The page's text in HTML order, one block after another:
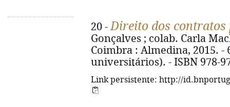
20 -Direito dos contratos
Gonçalves ; colab. Carla
Coimbra : Almedina, 2015. -
universitários). - ISBN 978-
Link persistente: http://